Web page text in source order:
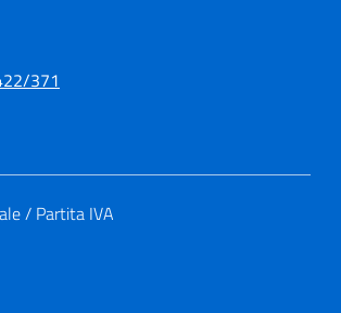
371
/ Partita IVA